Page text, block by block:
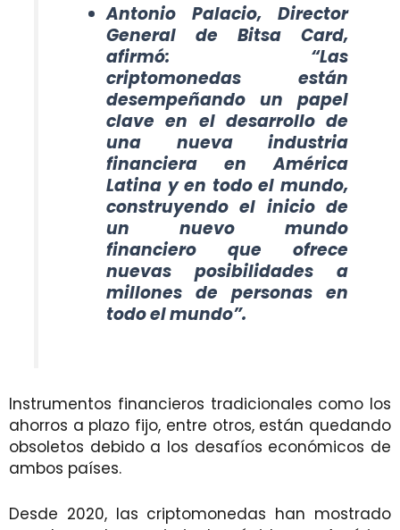
Antonio Palacio, Director
General de Bitsa Card,
afirmó: “Las
criptomonedas están
desempeñando un papel
clave en el desarrollo de
una nueva industria
financiera en América
Latina y en todo el mundo,
construyendo el inicio de
un nuevo mundo
financiero que ofrece
nuevas posibilidades a
millones de personas en
todo el mundo”.
Instrumentos financieros tradicionales como los
ahorros a plazo fijo, entre otros, están quedando
obsoletos debido a los desafíos económicos de
ambos países.
Desde 2020, las criptomonedas han mostrado